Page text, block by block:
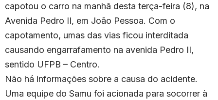
capotou o carro na manhã desta terça-feira (8), na
Avenida Pedro II, em João Pessoa. Com o
capotamento, umas das vias ficou interditada
causando engarrafamento na avenida Pedro II,
sentido UFPB – Centro.
Não há informações sobre a causa do acidente.
Uma equipe do Samu foi acionada para socorrer à